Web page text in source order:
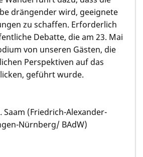
drängender wird, geeignete
zu schaffen. Erforderlich
Debatte, die am 23. Mai
von unseren Gästen, die
Perspektiven auf das
geführt wurde.
Saam (Friedrich-Alexander-
Nürnberg/ BAdW)